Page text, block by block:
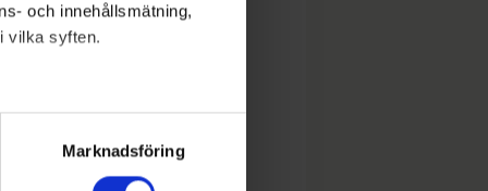
och innehållsmätning,
vilka syften.
meter
Marknadsföring